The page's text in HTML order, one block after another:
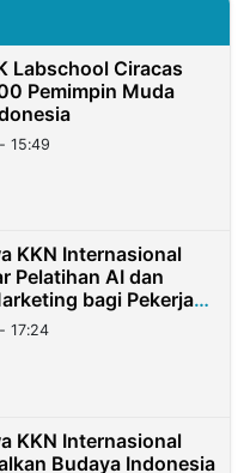
Labschool Ciracas
Pemimpin Muda
15:49
KKN Internasional
Pelatihan AI dan
bagi Pekerja
di Taiwan
17:24
KKN Internasional
Budaya Indonesia